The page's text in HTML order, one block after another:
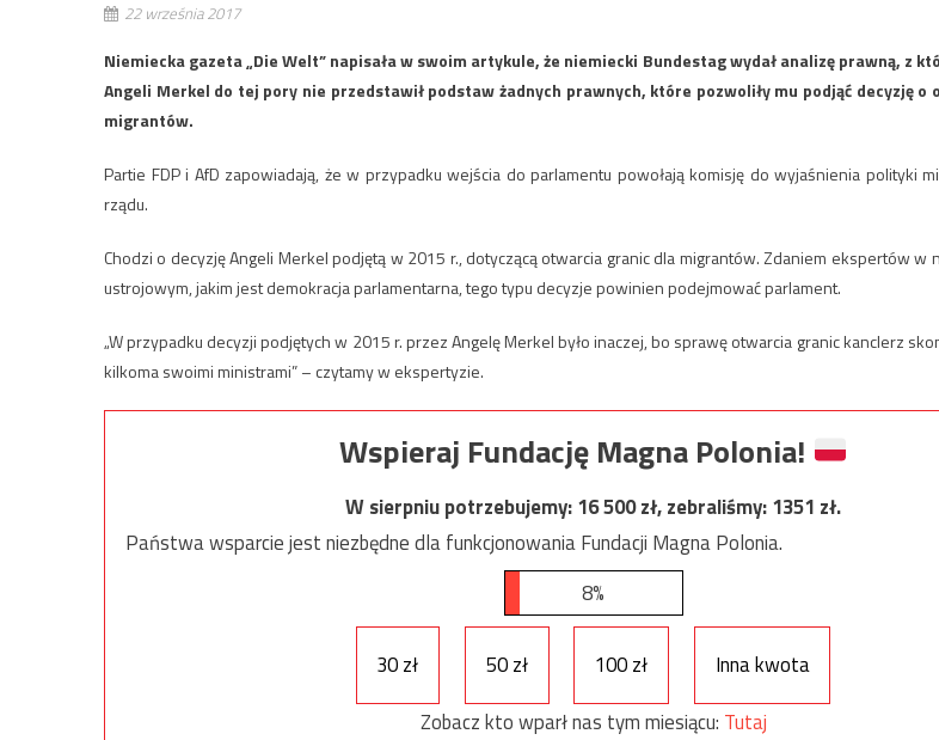
22 września 2017
Niemiecka gazeta „Die Welt” napisała w swoim artykule, że niemiecki Bundestag wydał analizę prawną, z
Angeli Merkel do tej pory nie przedstawił podstaw żadnych prawnych, które pozwoliły mu podjąć decyzję
migrantów.
Partie FDP i AfD zapowiadają, że w przypadku wejścia do parlamentu powołają komisję do wyjaśnienia polityki
rządu.
Chodzi o decyzję Angeli Merkel podjętą w 2015 r., dotyczącą otwarcia granic dla migrantów. Zdaniem ekspertów w
ustrojowym, jakim jest demokracja parlamentarna, tego typu decyzje powinien podejmować parlament.
„W przypadku decyzji podjętych w 2015 r. przez Angelę Merkel było inaczej, bo sprawę otwarcia granic kanclerz
kilkoma swoimi ministrami” – czytamy w ekspertyzie.
Wspieraj Fundację Magna Polonia!
W sierpniu potrzebujemy:16 500zł, zebraliśmy:1351 zł.
Państwa wsparcie jest niezbędne dla funkcjonowania Fundacji Magna Polonia.
8%
30 zł 50 zł 100 zł
Inna kwota
Zobacz kto wparł nas tym miesiącu: Tutaj